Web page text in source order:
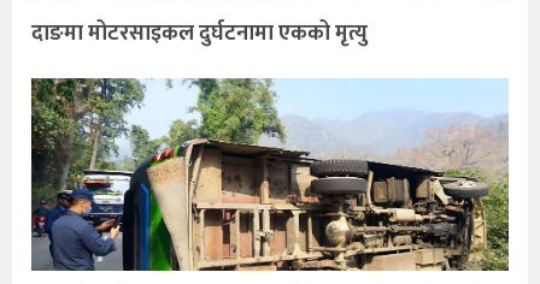
दाङमा मोटरसाइकल दुर्घटनामा एकको मृत्यु